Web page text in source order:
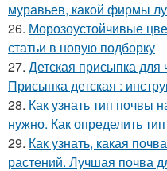
муравьев, какой фирмы
26. Морозоустойчивые
статьи в новую подборку
27. Детская присыпка для
Присыпка детская :
28. Как узнать тип почвы
нужно. Как определить
29. Как узнать, какая
растений. Лучшая почва